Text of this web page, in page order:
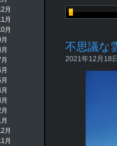
不思議な
2021年12月18
月
月
月
月
月